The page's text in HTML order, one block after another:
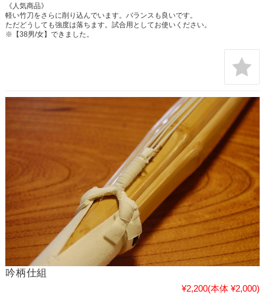
《人気商品》
軽い竹刀をさらに削り込んでいます。バランスも良いです。
ただどうしても強度は落ちます。試合用としてお使いください。
※【38男/女】できました。
吟柄仕組
¥2,200(本体 ¥2,000)